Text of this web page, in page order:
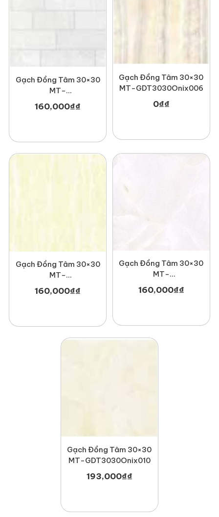
Gạch Đồng Tâm 30×30
MT-
GDT3030Hoada002
160,000₫₫
Gạch Đồng Tâm 30×30
MT-GDT3030Onix006
0₫₫
Gạch Đồng Tâm 30×30
MT-
GDT3030Nonnuoc001
160,000₫₫
Gạch Đồng Tâm 30×30
MT-
GDT3030Haivan001
160,000₫₫
Gạch Đồng Tâm 30×30
MT-GDT3030Onix010
193,000₫₫